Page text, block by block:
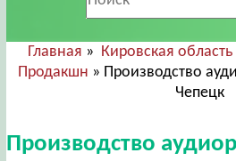
Главная » Кировская область
Продакшн » Производство
Чепецк
Производство